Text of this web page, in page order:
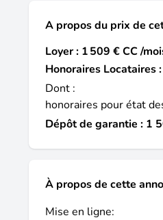
A propos du prix de
Loyer : 1 509 € CC /
Honoraires Locataires
Dont :
honoraires pour état
Dépôt de garantie : 1
À propos de cette
Mise en ligne: